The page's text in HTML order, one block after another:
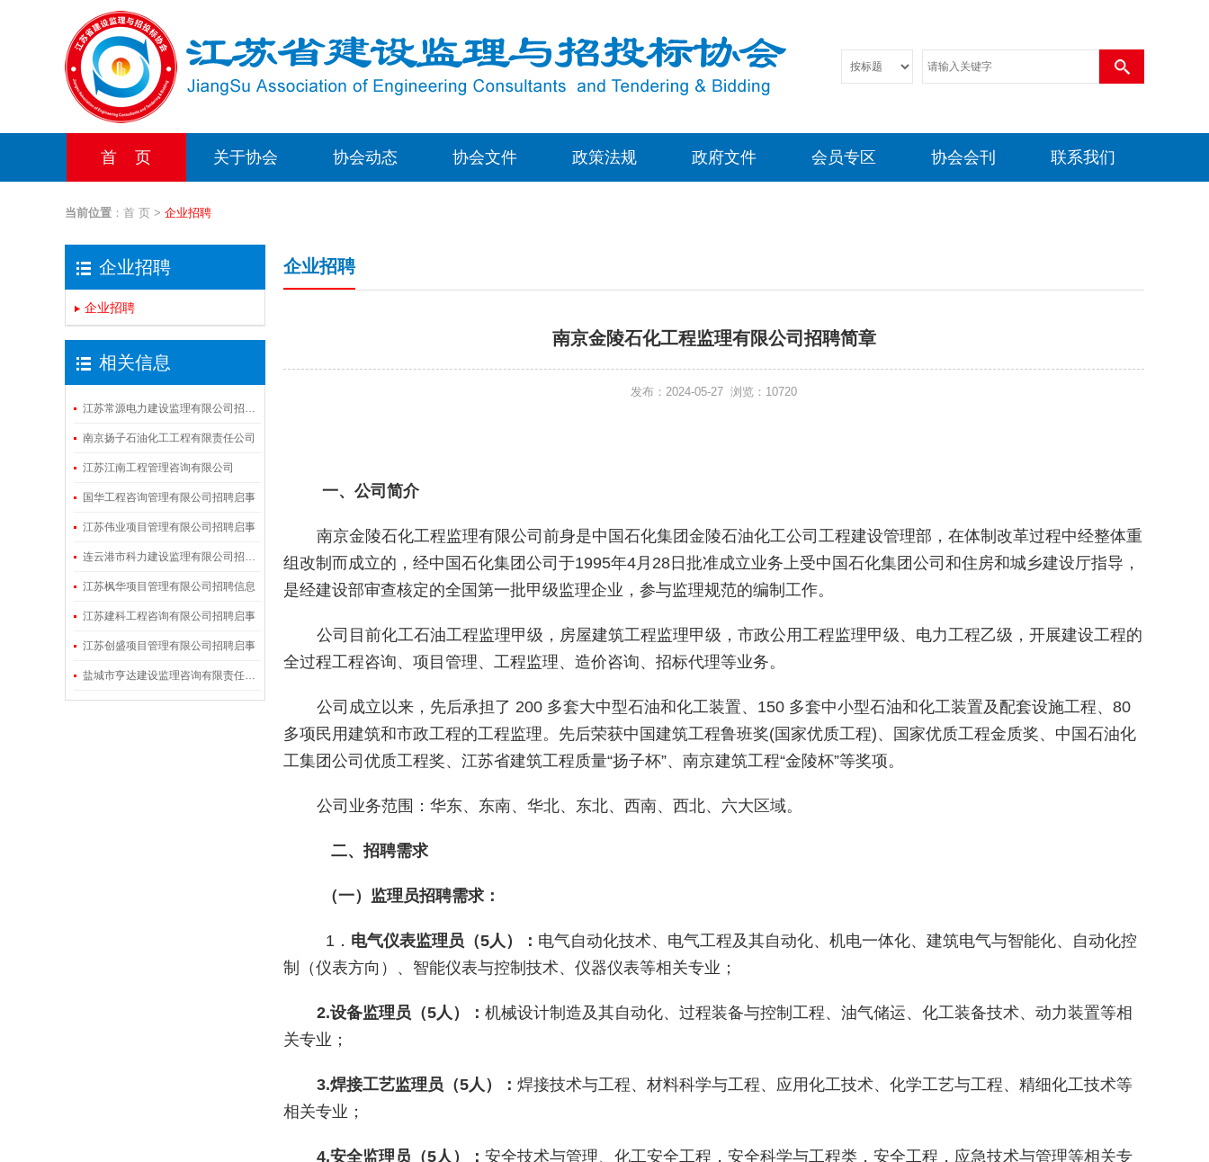
首 页 关于协会 协会动态 协会文件 政策法规 政府文件 会员专区 协会会刊 联系我们
当前位置 ： 首 页 > 企业招聘
企业招聘
企业招聘
相关信息
江苏常源电力建设监理有限公司招聘信息
南京扬子石油化工工程有限责任公司
江苏江南工程管理咨询有限公司
国华工程咨询管理有限公司招聘启事
江苏伟业项目管理有限公司招聘启事
连云港市科力建设监理有限公司招聘启事
江苏枫华项目管理有限公司招聘信息
江苏建科工程咨询有限公司招聘启事
江苏创盛项目管理有限公司招聘启事
盐城市亨达建设监理咨询有限责任公司招聘启事
企业招聘
南京金陵石化工程监理有限公司招聘简章
发布：2024-05-27 浏览：10720
一、 公司简介
南京金陵石化工程监理有限公司前身是中国石化集团金陵石油化工公司工程建设管理部，在体制改革过程中经整体重
组改制而成立的，经中国石化集团公司于1995年4月28日批准成立业务上受中国石化集团公司和住房和城乡建设厅指导，
是经建设部审查核定的全国第一批甲级监理企业，参与监理规范的编制工作。
公司目前化工石油工程监理甲级，房屋建筑工程监理甲级，市政公用工程监理甲级、电力工程乙级，开展建设工程的
全过程工程咨询、项目管理、工程监理、造价咨询、招标代理等业务。
公司成立以来，先后承担了 200 多套大中型石油和化工装置、150 多套中小型石油和化工装置及配套设施工程、80
多项民用建筑和市政工程的工程监理。先后荣获中国建筑工程鲁班奖(国家优质工程)、国家优质工程金质奖、 中国石油化
工集团公司优质工程奖、江苏省建筑工程质量“扬子杯”、 南京建筑工程“金陵杯”等奖项。
公司业务范围：华东、东南、华北、东北、西南、西北、六大区域。
二、 招聘需求
（一）监理员招聘需求：
1． 电气仪表监理员（5人）： 电气自动化技术、电气工程及其自动化、机电一体化、建筑电气与智能化、自动化控
制（仪表方向）、智能仪表与控制技术、仪器仪表等相关专业；
2.设备监理员（5人）：机械设计制造及其自动化、过程装备与控制工程、油气储运、化工装备技术、动力装置等相
关专业；
3.焊接工艺监理员（5人）：焊接技术与工程、材料科学与工程、应用化工技术、化学工艺与工程、精细化工技术等
相关专业；
4.安全监理员（5人）：安全技术与管理、化工安全工程，安全科学与工程类，安全工程，应急技术与管理等相关专